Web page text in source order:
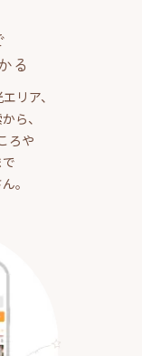
る
リア、
ら、
ろや
。